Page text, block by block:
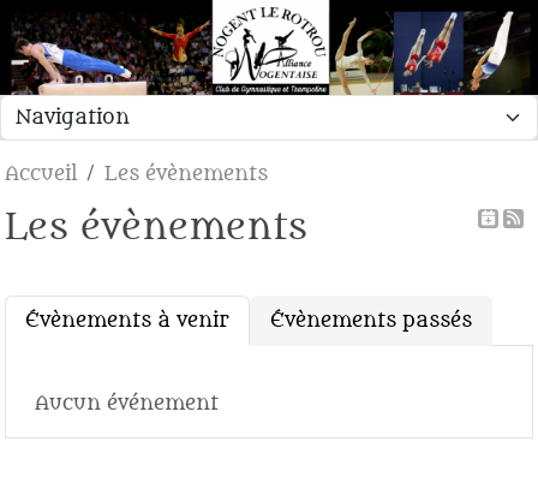
Accueil Les évènements
Les évènements
Évènements à venir Évènements passés
Aucun événement
Panneau de gestion des cookies